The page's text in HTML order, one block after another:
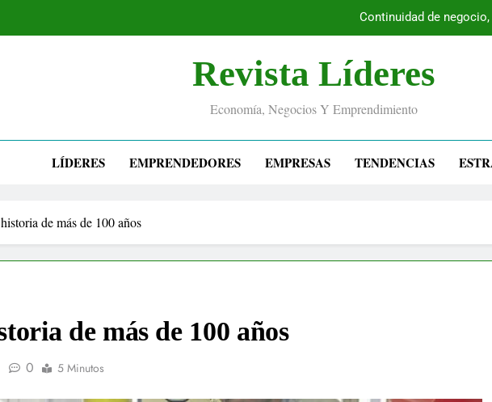
Continuidad de
Revista Líderes
Economía, Negocios Y Emprendimiento
LÍDERES EMPRENDEDORES EMPRESAS TENDENCIAS
de más de 100 años
de más de 100 años
0 5 Minutos